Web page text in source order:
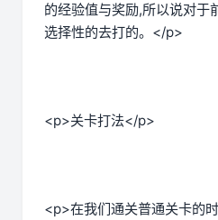
的经验值与奖励,所以说对于
选择性的去打的。</p>
<p>关卡打法</p>
<p>在我们通关普通关卡的